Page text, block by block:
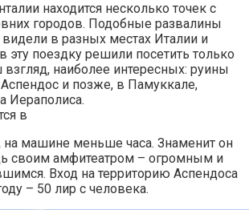
находится несколько точек с
городов. Подобные развалины
в разных местах Италии и
эту поездку решили посетить только
взгляд, наиболее интересных: руины
и позже, в Памуккале,
Иераполиса.
в
на машине меньше часа. Знаменит он
своим амфитеатром – огромным и
Вход на территорию Аспендоса
– 50 лир с человека.